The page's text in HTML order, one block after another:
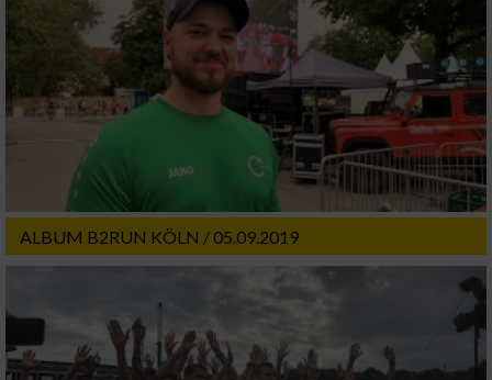
ALBUM B2RUN KÖLN / 05.09.2019